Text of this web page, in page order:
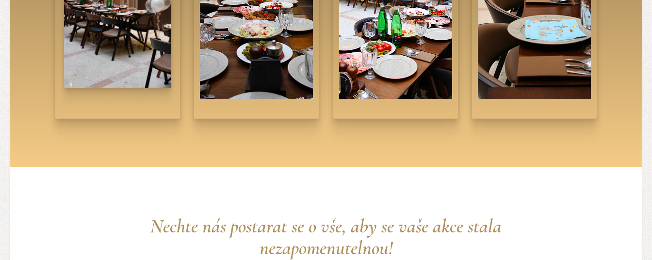
Nechte nás postarat se o vše, aby se vaše akce stala
nezapomenutelnou!